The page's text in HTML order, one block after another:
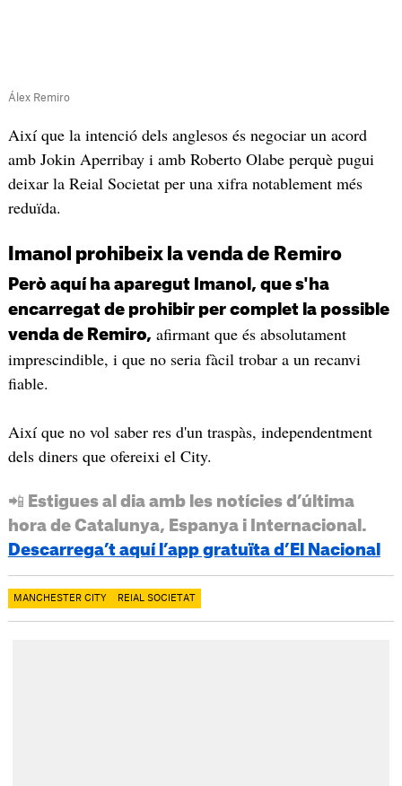
Álex Remiro
Així que la intenció dels anglesos és negociar un acord
amb Jokin Aperribay i amb Roberto Olabe perquè pugui
deixar la Reial Societat per una xifra notablement més
reduïda.
Imanol prohibeix la venda de Remiro
Però aquí ha aparegut Imanol, que s'ha
encarregat de prohibir per complet la possible
venda de Remiro, afirmant que és absolutament
imprescindible, i que no seria fàcil trobar a un recanvi
fiable.
Així que no vol saber res d'un traspàs, independentment
dels diners que ofereixi el City.
📲 Estigues al dia amb les notícies d’última
hora de Catalunya, Espanya i Internacional.
Descarrega’t aquí l’app gratuïta d’El Nacional
MANCHESTER CITY REIAL SOCIETAT